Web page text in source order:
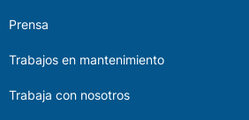
Prensa
Trabajos en mantenimiento
Trabaja con nosotros